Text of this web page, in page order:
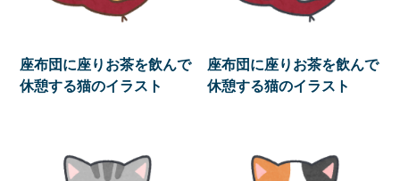
座布団に座りお茶を飲んで
休憩する猫のイラスト
座布団に座りお茶を飲んで
休憩する猫のイラスト